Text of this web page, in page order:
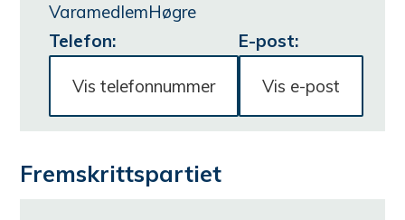
VaramedlemHøgre
Telefon:
Vis telefonnummer
E-post:
Vis e-post
Fremskrittspartiet